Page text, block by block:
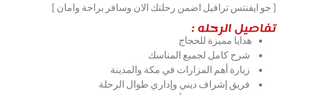
[ جو ايفنتس ترافيل اضمن رحلتك الان وسافر براحة وامان ]
تفاصيل الرحله :
هدايا مميزة للحجاج
شرح كامل لجميع المناسك
زيارة أهم المزارات في مكة والمدينة
فريق إشراف ديني وإداري طوال الرحلة